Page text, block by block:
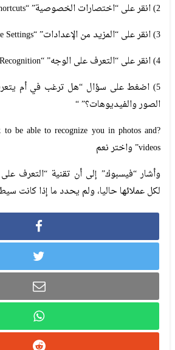
2) انقر على “اختصارات الخصوصية” “Privacy Shortcuts”
3) انقر على “المزيد من الإعدادات” “More Settings”
4) انقر على “التعرف على الوجه” “Face Recognition”
5) اضغط على سؤال “هل ترغب في أم
الصور والفيديوهات؟” “
to be able to recognize you in photos and
videos” واختر نعم
وأشار “فيسبوك” إلى أن تقنية “التعرف
لكل عملائها حاليا، ولم يحدد ما إذا كانت